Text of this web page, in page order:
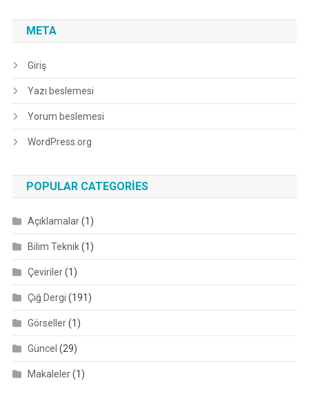
META
Giriş
Yazı beslemesi
Yorum beslemesi
WordPress.org
POPULAR CATEGORIES
Açıklamalar(1)
Bilim Teknik(1)
Çeviriler(1)
Çığ Dergi (191)
Görseller(1)
Güncel (29)
Makaleler(1)